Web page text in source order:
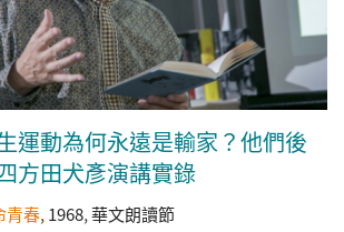
運動為何永遠是輸家？他們後
方田犬彥演講實錄
青春,1968,華文朗讀節